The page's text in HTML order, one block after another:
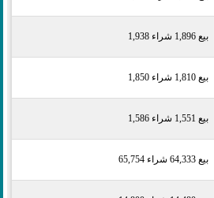
بيع 1,896 شراء 1,938
بيع 1,810 شراء 1,850
بيع 1,551 شراء 1,586
بيع 64,333 شراء 65,754